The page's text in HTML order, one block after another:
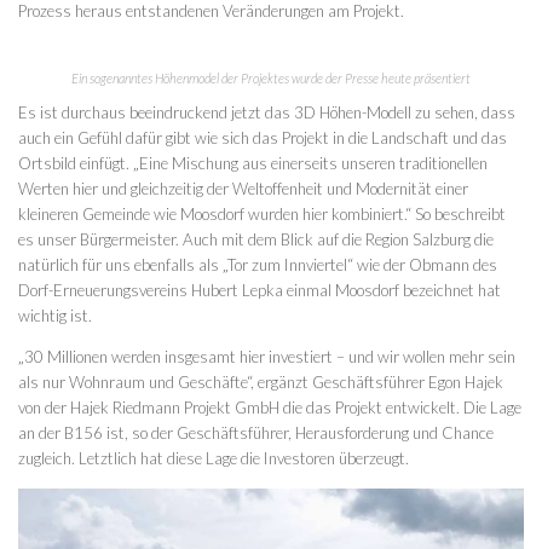
Prozess heraus entstandenen Veränderungen am Projekt.
Ein sogenanntes Höhenmodel der Projektes wurde der Presse heute präsentiert
Es ist durchaus beeindruckend jetzt das 3D Höhen-Modell zu sehen, dass
auch ein Gefühl dafür gibt wie sich das Projekt in die Landschaft und das
Ortsbild einfügt. „Eine Mischung aus einerseits unseren traditionellen
Werten hier und gleichzeitig der Weltoffenheit und Modernität einer
kleineren Gemeinde wie Moosdorf wurden hier kombiniert.“ So beschreibt
es unser Bürgermeister. Auch mit dem Blick auf die Region Salzburg die
natürlich für uns ebenfalls als „Tor zum Innviertel“ wie der Obmann des
Dorf-Erneuerungsvereins Hubert Lepka einmal Moosdorf bezeichnet hat
wichtig ist.
„30 Millionen werden insgesamt hier investiert – und wir wollen mehr sein
als nur Wohnraum und Geschäfte“, ergänzt Geschäftsführer Egon Hajek
von der Hajek Riedmann Projekt GmbH die das Projekt entwickelt. Die Lage
an der B156 ist, so der Geschäftsführer, Herausforderung und Chance
zugleich. Letztlich hat diese Lage die Investoren überzeugt.